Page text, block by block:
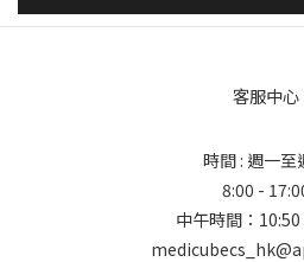
客服中心
時間 : 週一至
8:00 -
中午時間：